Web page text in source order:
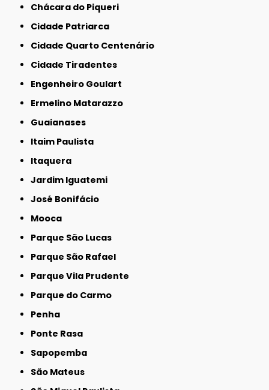
Chácara do Piqueri
Cidade Patriarca
Cidade Quarto Centenário
Cidade Tiradentes
Engenheiro Goulart
Ermelino Matarazzo
Guaianases
Itaim Paulista
Itaquera
Jardim Iguatemi
José Bonifácio
Mooca
Parque São Lucas
Parque São Rafael
Parque Vila Prudente
Parque do Carmo
Penha
Ponte Rasa
Sapopemba
São Mateus